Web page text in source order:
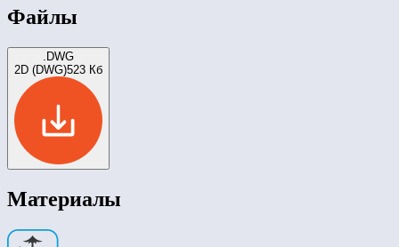
Файлы
.DWG
2D (DWG)523 Кб
Материалы